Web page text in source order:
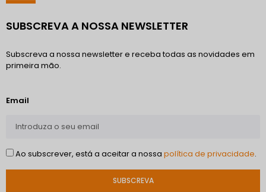
SUBSCREVA A NOSSA NEWSLETTER
Subscreva a nossa newsletter e receba todas as novidades em
primeira mão.
Email
Ao subscrever, está a aceitar a nossa política de privacidade.
SUBSCREVA